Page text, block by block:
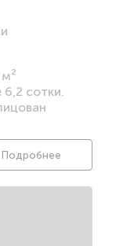
сотки.
Подробнее